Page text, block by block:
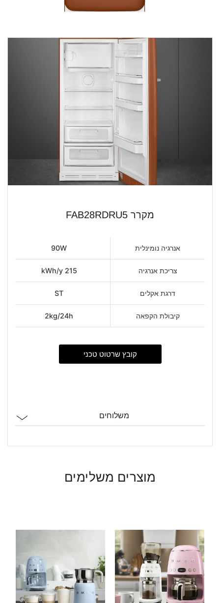
מקרר FAB28RDRU5
אנרגיה נומינלית 90W
צריכת אנרגיה 215 kWh/y
דרגת אקלים ST
קיבולת הקפאה 2kg/24h
קובץ שרטוט טכני
משלוחים
מוצרים משלימים